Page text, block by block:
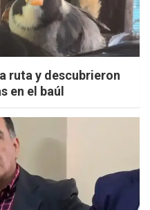
ruta y descubrieron
en el baúl